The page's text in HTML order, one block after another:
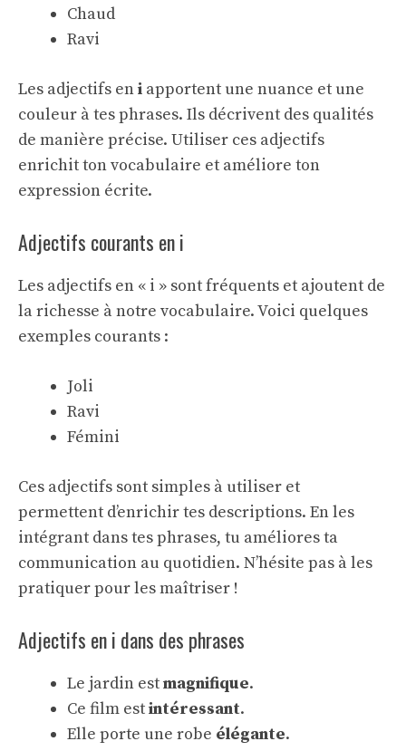
Chaud
Ravi
Les adjectifs eni apportent une nuance et une
couleur à tes phrases. Ils décrivent des qualités
de manière précise. Utiliser ces adjectifs
enrichit ton vocabulaire et améliore ton
expression écrite.
Adjectifs courants en i
Les adjectifs en « i » sont fréquents et ajoutent de
la richesse à notre vocabulaire. Voici quelques
exemples courants :
Joli
Ravi
Fémini
Ces adjectifs sont simples à utiliser et
permettent d’enrichir tes descriptions. En les
intégrant dans tes phrases, tu améliores ta
communication au quotidien. N’hésite pas à les
pratiquer pour les maîtriser !
Adjectifs en i dans des phrases
Le jardin estmagnifique.
Ce film estintéressant.
Elle porte une robe élégante.